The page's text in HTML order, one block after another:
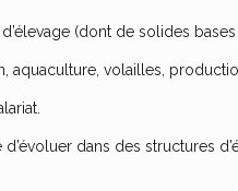
(dont de solides
volailles,
dans des structures